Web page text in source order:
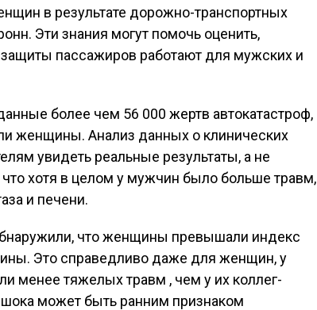
в результате дорожно-транспортных
Эти знания могут помочь оценить,
пассажиров работают для мужских и
более чем 56 000 жертв автокатастроф,
женщины. Анализ данных о клинических
увидеть реальные результаты, а не
хотя в целом у мужчин было больше травм,
и печени.
что женщины превышали индекс
Это справедливо даже для женщин, у
менее тяжелых травм , чем у их коллег-
может быть ранним признаком